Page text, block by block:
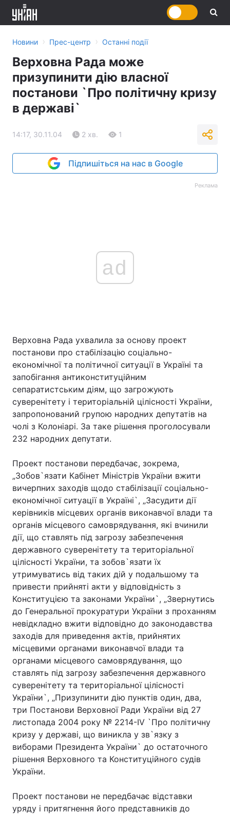
Головна Війна
Україна Політика
Економіка Світ
Спорт Наука
Техно і зв'язок Лайт
Зброя Інциденти
Здоров'я Туризм
Цікавинки Погода
Екологія Регіони
Лонгріди
Відео з Youtube Статті
Інтерв'ю Думки
Контакти
Новини › Прес-центр › Останні події
Верховна Рада може
призупинити дію власної
постанови `Про політичну кризу
в державі`
14:17, 30.11.04 2 хв. 1
Підпишіться на нас в Google
Реклама
ad
Верховна Рада ухвалила за основу проект
постанови про стабілізацію соціально-
економічної та політичної ситуації в Україні та
запобігання антиконституційним
сепаратистським діям, що загрожують
суверенітету і територіальній цілісності України,
запропонований групою народних депутатів на
чолі з Колоніарі. За таке рішення проголосували
232 народних депутати.
Проект постанови передбачає, зокрема,
„Зобов`язати Кабінет Міністрів України вжити
вичерпних заходів щодо стабілізації соціально-
економічної ситуації в Україні`, „Засудити дії
керівників місцевих органів виконавчої влади та
органів місцевого самоврядування, які вчинили
дії, що ставлять під загрозу забезпечення
державного суверенітету та територіальної
цілісності України, та зобов`язати їх
утримуватись від таких дій у подальшому та
привести прийняті акти у відповідність з
Конституцією та законами України`, „Звернутись
до Генеральної прокуратури України з проханням
невідкладно вжити відповідно до законодавства
заходів для приведення актів, прийнятих
місцевими органами виконавчої влади та
органами місцевого самоврядування, що
ставлять під загрозу забезпечення державного
суверенітету та територіальної цілісності
України`, „Призупинити дію пунктів один, два,
три Постанови Верховної Ради України від 27
листопада 2004 року № 2214-IV `Про політичну
кризу у державі, що виникла у зв`язку з
виборами Президента України` до остаточного
рішення Верховного та Конституційного судів
України.
Проект постанови не передбачає відставки
уряду і притягнення його представників до